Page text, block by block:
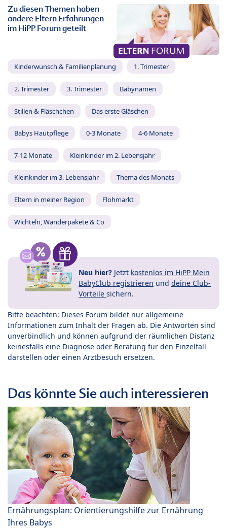
Zu diesen Themen haben
andere Eltern Erfahrungen
im HiPP Forum geteilt
Kinderwunsch & Familienplanung 1. Trimester
2. Trimester 3. Trimester Babynamen
Stillen & Fläschchen Das erste Gläschen
Babys Hautpflege 0-3 Monate 4-6 Monate
7-12 Monate Kleinkinder im 2. Lebensjahr
Kleinkinder im 3. Lebensjahr Thema des Monats
Eltern in meiner Region Flohmarkt
Wichteln, Wanderpakete & Co
Neu hier? Jetzt kostenlos im HiPP Mein
BabyClub registrieren und deine Club-
Vorteile sichern.
Bitte beachten: Dieses Forum bildet nur allgemeine
Informationen zum Inhalt der Fragen ab. Die Antworten sind
unverbindlich und können aufgrund der räumlichen Distanz
keinesfalls eine Diagnose oder Beratung für den Einzelfall
darstellen oder einen Arztbesuch ersetzen.
Das könnte Sie auch interessieren
Ernährungsplan: Orientierungshilfe zur Ernährung
Ihres Babys